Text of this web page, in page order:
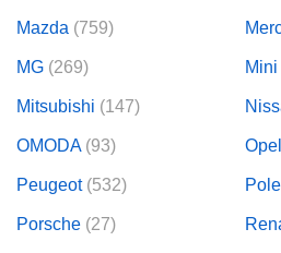
Mazda (759)
MG (269) Mini
Mitsubishi (147)
OMODA(93) Opel
Peugeot(532)
Porsche (27)